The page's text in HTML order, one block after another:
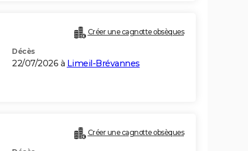
Créer une cagnotte obsèques
Décès
22/07/2026 à Limeil-Brévannes
Créer une cagnotte obsèques